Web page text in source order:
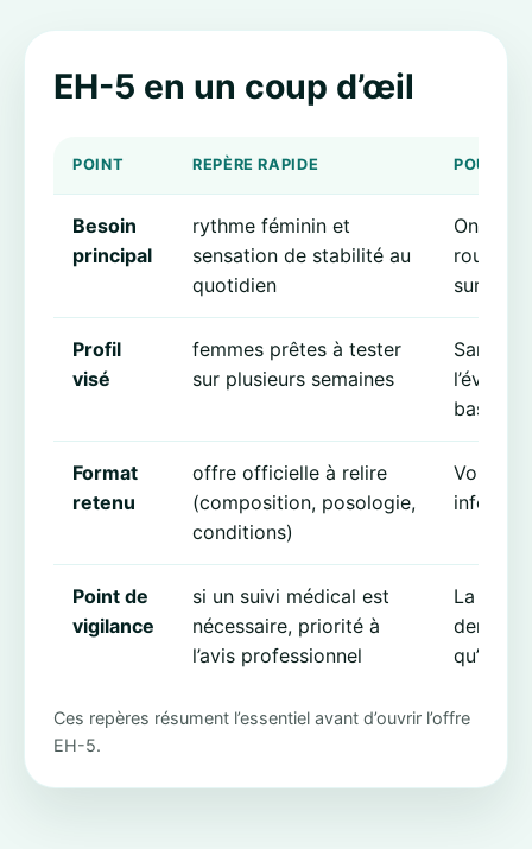
EH-5 en un coup d’œil
POINT REPÈRE RAPIDE
Besoin
principal
rythme féminin et
sensation de stabilité au
quotidien
On
routine
Profil
visé
femmes prêtes à tester
sur plusieurs semaines
Sans
base.
Format
retenu
offre officielle à relire
(composition, posologie,
conditions)
Vous
Point de
vigilance
si un suivi médical est
nécessaire, priorité à
l’avis professionnel
La
qu’il ne
Ces repères résument l’essentiel avant d’ouvrir l’offre
EH-5.